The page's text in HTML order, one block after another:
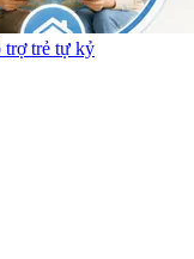
trợ trẻ tự kỷ